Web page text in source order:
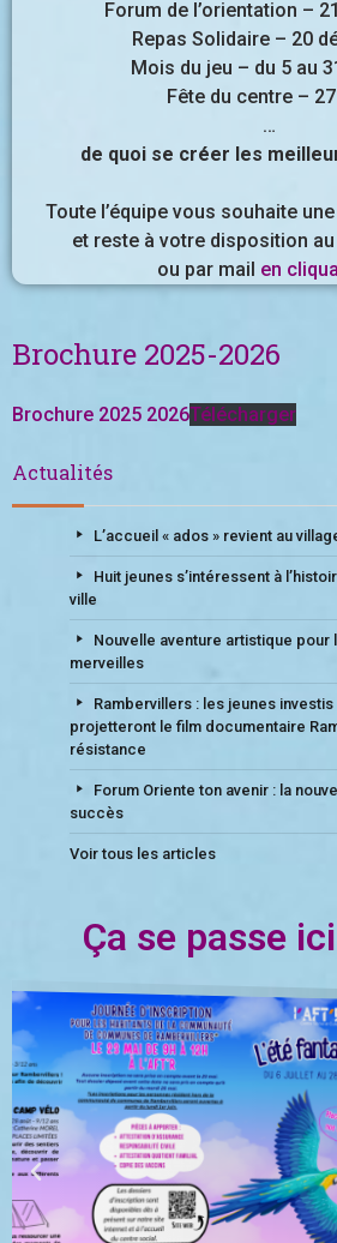
Forum de l’orientation –
Repas Solidaire – 20
Mois du jeu – du 5 au
Fête du centre –
…
de quoi se créer les
Toute l’équipe vous souhaite
et reste à votre disposition au
ou par mail en
Brochure 2025-2026
Brochure 2025 2026Télécharger
Actualités
L’accueil « ados » revient au
Huit jeunes s’intéressent à
ville
Nouvelle aventure artistique pour
merveilles
Rambervillers : les jeunes
projetteront le film documentaire
résistance
Forum Oriente ton avenir : la
succès
Voir tous les articles
Ça se passe